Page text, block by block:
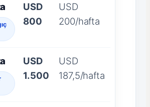
USD
800
USD
200/hafta
USD
1.500
USD
187,5/hafta